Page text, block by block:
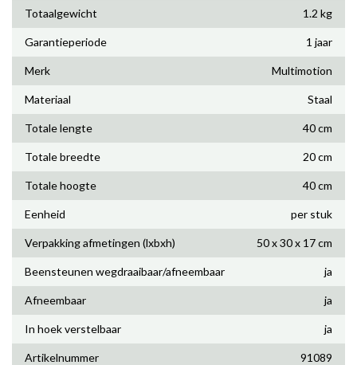
Totaalgewicht 1.2 kg
Garantieperiode 1 jaar
Merk Multimotion
Materiaal Staal
Totale lengte 40 cm
Totale breedte 20 cm
Totale hoogte 40 cm
Eenheid per stuk
Verpakking afmetingen (lxbxh) 50 x 30 x 17 cm
Beensteunen wegdraaibaar/afneembaar ja
Afneembaar ja
In hoek verstelbaar ja
Artikelnummer 91089